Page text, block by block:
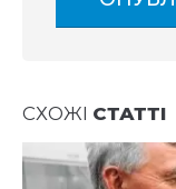
СХОЖІ СТАТТІ